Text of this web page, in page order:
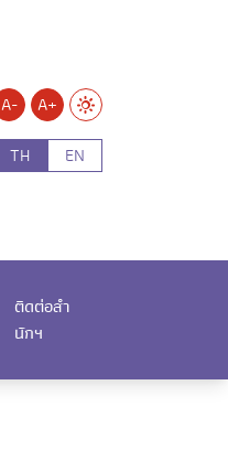
A-
A+
TH
EN
ติดต่อสำ
นักฯ